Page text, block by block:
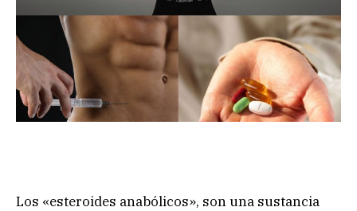
Los «esteroides anabólicos», son una sustancia